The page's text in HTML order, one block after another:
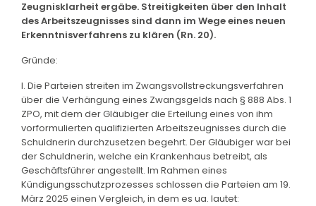
Zeugnisklarheit ergäbe. Streitigkeiten über den Inhalt
des Arbeitszeugnisses sind dann im Wege eines neuen
Erkenntnisverfahrens zu klären (Rn. 20).
Gründe:
I. Die Parteien streiten im Zwangsvollstreckungsverfahren
über die Verhängung eines Zwangsgelds nach § 888 Abs. 1
ZPO, mit dem der Gläubiger die Erteilung eines von ihm
vorformulierten qualifizierten Arbeitszeugnisses durch die
Schuldnerin durchzusetzen begehrt. Der Gläubiger war bei
der Schuldnerin, welche ein Krankenhaus betreibt, als
Geschäftsführer angestellt. Im Rahmen eines
Kündigungsschutzprozesses schlossen die Parteien am 19.
März 2025 einen Vergleich, in dem es ua. lautet: